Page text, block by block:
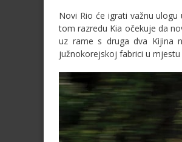
Novi Rio će igrati važnu
tom razredu Kia očekuje da
uz rame s druga dva Kijina
južnokorejskoj fabrici u